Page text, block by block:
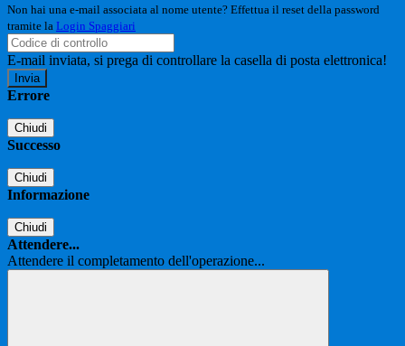
Non hai una e-mail associata al nome utente? Effettua il reset della password
tramite la Login Spaggiari
E-mail inviata, si prega di controllare la casella di posta elettronica!
Errore
Chiudi
Successo
Chiudi
Informazione
Chiudi
Attendere...
Attendere il completamento dell'operazione...